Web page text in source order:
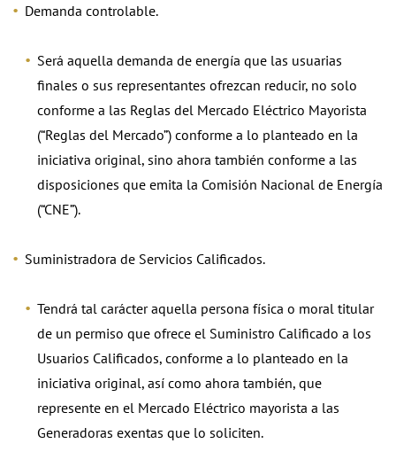
Demanda controlable.
Será aquella demanda de energía que las usuarias
finales o sus representantes ofrezcan reducir, no solo
conforme a las Reglas del Mercado Eléctrico Mayorista
(“Reglas del Mercado”) conforme a lo planteado en la
iniciativa original, sino ahora también conforme a las
disposiciones que emita la Comisión Nacional de Energía
(“CNE”).
Suministradora de Servicios Calificados.
Tendrá tal carácter aquella persona física o moral titular
de un permiso que ofrece el Suministro Calificado a los
Usuarios Calificados, conforme a lo planteado en la
iniciativa original, así como ahora también, que
represente en el Mercado Eléctrico mayorista a las
Generadoras exentas que lo soliciten.